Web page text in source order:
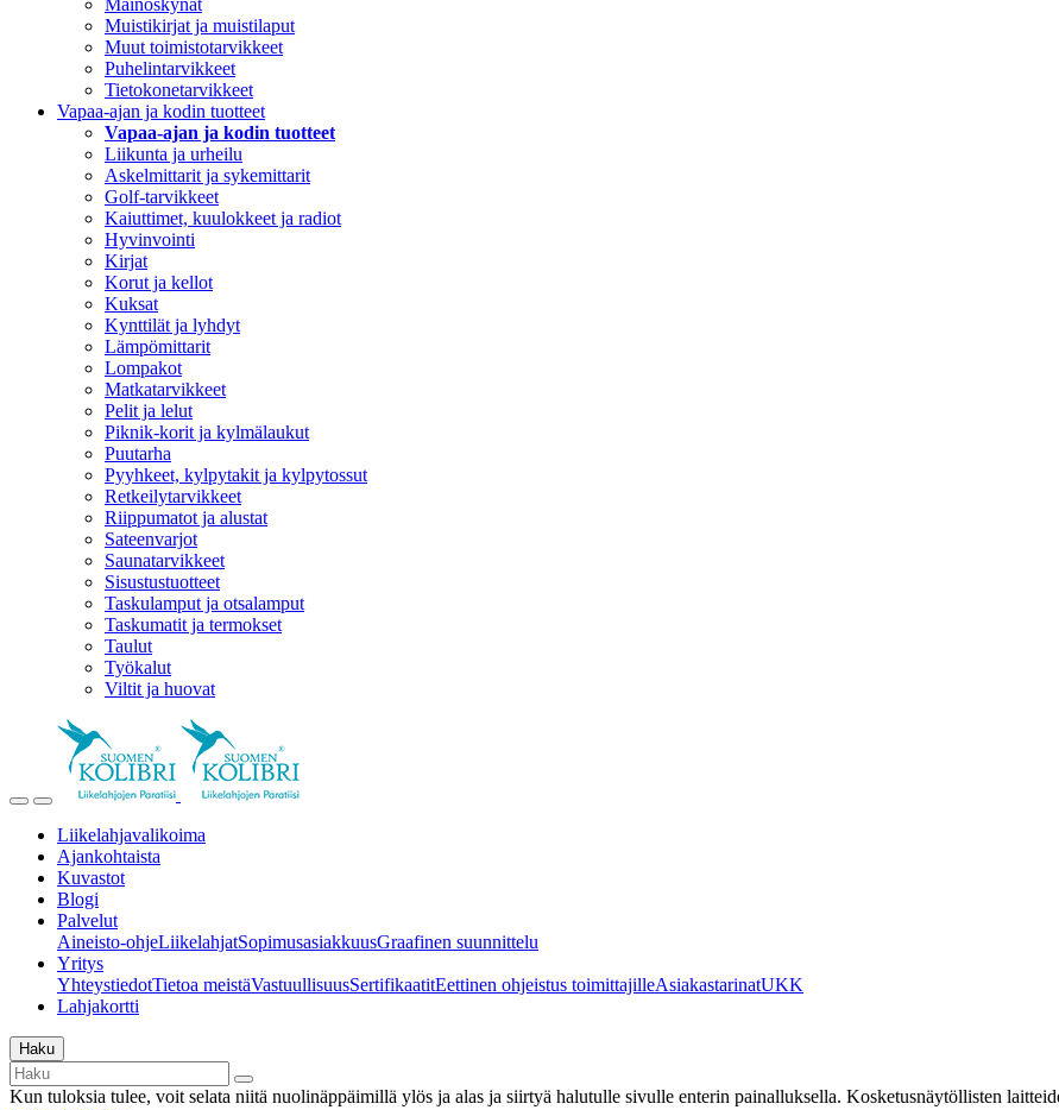
Mainoskynät
Muistikirjat ja muistilaput
Muut toimistotarvikkeet
Puhelintarvikkeet
Tietokonetarvikkeet
Vapaa-ajan ja kodin tuotteet
Vapaa-ajan ja kodin tuotteet
Liikunta ja urheilu
Askelmittarit ja sykemittarit
Golf-tarvikkeet
Kaiuttimet, kuulokkeet ja radiot
Hyvinvointi
Kirjat
Korut ja kellot
Kuksat
Kynttilät ja lyhdyt
Lämpömittarit
Lompakot
Matkatarvikkeet
Pelit ja lelut
Piknik-korit ja kylmälaukut
Puutarha
Pyyhkeet, kylpytakit ja kylpytossut
Retkeilytarvikkeet
Riippumatot ja alustat
Sateenvarjot
Saunatarvikkeet
Sisustustuotteet
Taskulamput ja otsalamput
Taskumatit ja termokset
Taulut
Työkalut
Viltit ja huovat
Liikelahjavalikoima
Ajankohtaista
Kuvastot
Blogi
Palvelut
Aineisto-ohjeLiikelahjatSopimusasiakkuusGraafinen suunnittelu
Yritys
YhteystiedotTietoa meistäVastuullisuusSertifikaatitEettinen ohjeistus toimittajilleAsiakastarinatUKK
Lahjakortti
Haku
Kun tuloksia tulee, voit selata niitä nuolinäppäimillä ylös ja alas ja siirtyä halutulle sivulle enterin painalluksella. Kosketusnäytöllisten